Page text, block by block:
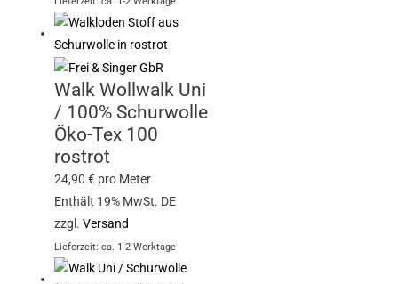
Walk Wollwalk Uni
/ 100% Schurwolle
Öko-Tex 100
rostrot
24,90€ pro Meter
Enthält 19% MwSt. DE
zzgl.Versand
Lieferzeit: ca. 1-2 Werktage